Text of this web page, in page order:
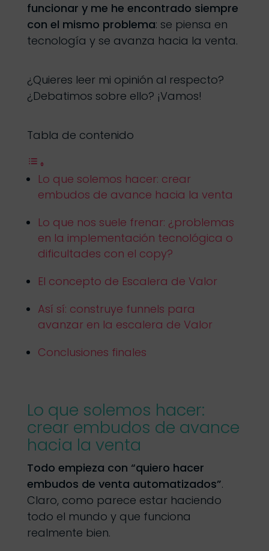
funcionar y me he encontrado siempre
con el mismo problema: se piensa en
tecnología y se avanza hacia la venta.
¿Quieres leer mi opinión al respecto?
¿Debatimos sobre ello? ¡Vamos!
Tabla de contenido
Lo que solemos hacer: crear
embudos de avance hacia la venta
Lo que nos suele frenar: ¿problemas
en la implementación tecnológica o
dificultades con el copy?
El concepto de Escalera de Valor
Así sí: construye funnels para
avanzar en la escalera de Valor
Conclusiones finales
Lo que solemos hacer:
crear embudos de avance
hacia la venta
Todo empieza con “quiero hacer
embudos de venta automatizados”.
Claro, como parece estar haciendo
todo el mundo y que funciona
realmente bien.